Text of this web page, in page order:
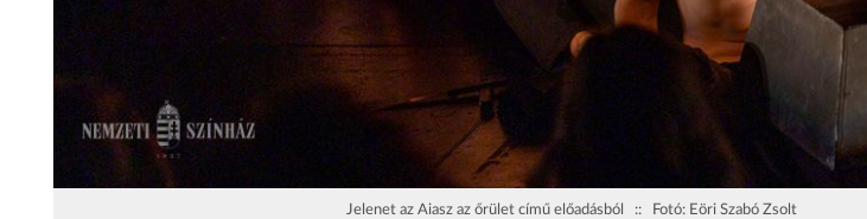
Jelenet az Aiasz az őrület című előadásból :: Fotó: Eöri Szabó Zsolt